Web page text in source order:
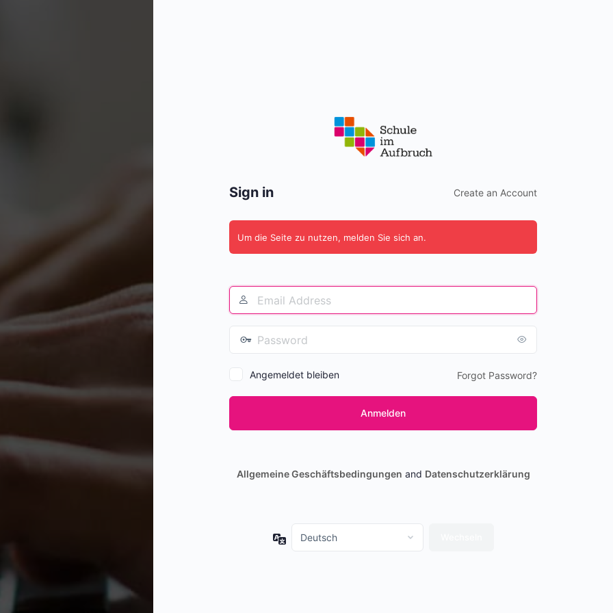
Sign in Create an Account
Um die Seite zu nutzen, melden Sie sich an.
Angemeldet bleiben Forgot Password?
Allgemeine Geschäftsbedingungen and Datenschutzerklärung
Sprache